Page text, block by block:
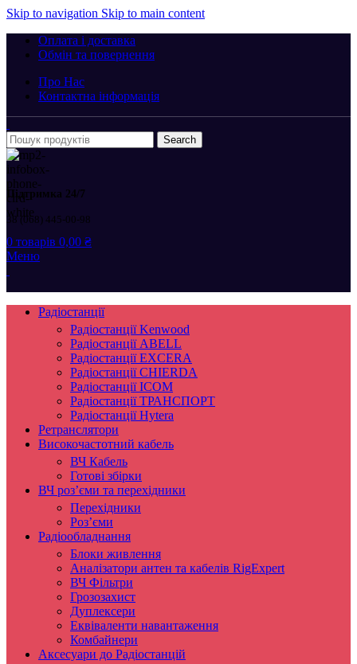
Skip to navigation Skip to main content
Оплата і доставка
Обмін та повернення
Про Нас
Контактна інформація
Search
Підтримка 24/7
38 (068) 445-00-98
0 товарів 0,00 ₴
Меню
Радіостанції
Радіостанції Kenwood
Радіостанції ABELL
Радіостанції EXCERA
Радіостанції CHIERDA
Радіостанції ICOM
Радіостанції ТРАНСПОРТ
Радіостанції Hytera
Ретранслятори
Високочастотний кабель
ВЧ Кабель
Готові збірки
ВЧ роз’єми та перехідники
Перехідники
Роз’єми
Радіообладнання
Блоки живлення
Аналізатори антен та кабелів RigExpert
ВЧ Фільтри
Грозозахист
Дуплексери
Еквіваленти навантаження
Комбайнери
Аксесуари до Радіостанцій